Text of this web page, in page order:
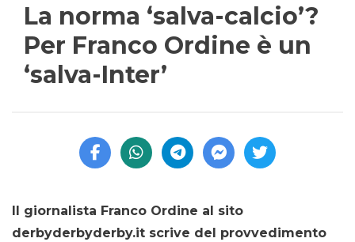
La norma ‘salva-calcio’?
Per Franco Ordine è un
‘salva-Inter’
Il giornalista Franco Ordine al sito
derbyderbyderby.it scrive del provvedimento